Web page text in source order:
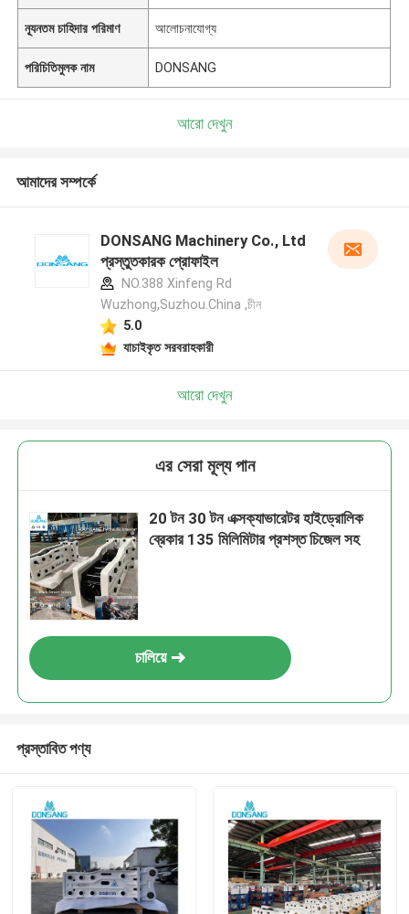
ন্যূনতম চাহিদার পরিমাণ আলোচনাযোগ্য
পরিচিতিমুলক নাম DONSANG
আরো দেখুন
আমাদের সম্পর্কে
DONSANG Machinery Co., Ltd
প্রস্তুতকারক প্রোফাইল
NO.388 Xinfeng Rd
Wuzhong,Suzhou.China ,চীন
5.0
যাচাইকৃত সরবরাহকারী
আরো দেখুন
এর সেরা মূল্য পান
20 টন 30 টন এক্সক্যাভারেটর হাইড্রোলিক
ব্রেকার 135 মিলিমিটার প্রশস্ত চিজেল সহ
চালিয়ে
প্রস্তাবিত পণ্য